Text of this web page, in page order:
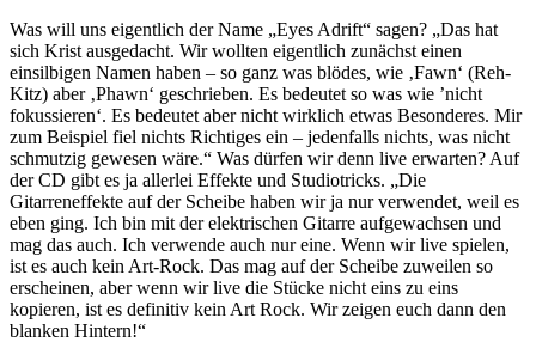
Was will uns eigentlich der Name „Eyes Adrift“ sagen? „Das hat
sich Krist ausgedacht. Wir wollten eigentlich zunächst einen
einsilbigen Namen haben – so ganz was blödes, wie ‚Fawn‘ (Reh-
Kitz) aber ‚Phawn‘ geschrieben. Es bedeutet so was wie ’nicht
fokussieren‘. Es bedeutet aber nicht wirklich etwas Besonderes. Mir
zum Beispiel fiel nichts Richtiges ein – jedenfalls nichts, was nicht
schmutzig gewesen wäre.“ Was dürfen wir denn live erwarten? Auf
der CD gibt es ja allerlei Effekte und Studiotricks. „Die
Gitarreneffekte auf der Scheibe haben wir ja nur verwendet, weil es
eben ging. Ich bin mit der elektrischen Gitarre aufgewachsen und
mag das auch. Ich verwende auch nur eine. Wenn wir live spielen,
ist es auch kein Art-Rock. Das mag auf der Scheibe zuweilen so
erscheinen, aber wenn wir live die Stücke nicht eins zu eins
kopieren, ist es definitiv kein Art Rock. Wir zeigen euch dann den
blanken Hintern!“